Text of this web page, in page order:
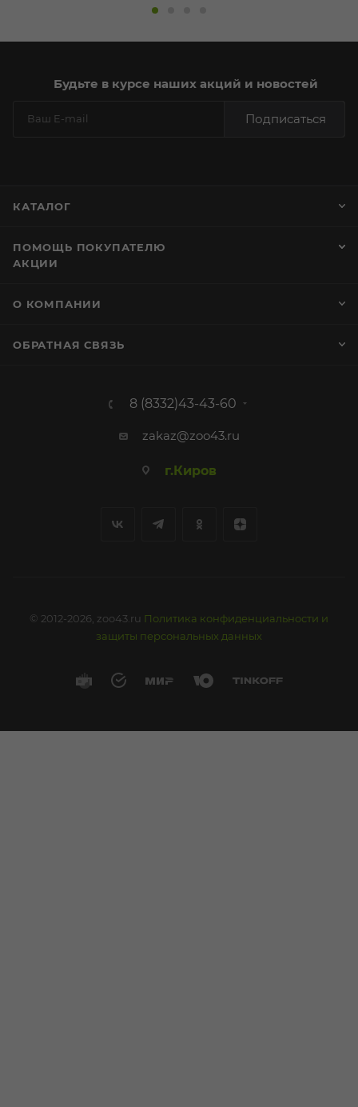
Будьте в курсе наших акций и новостей
Подписаться
КАТАЛОГ
ПОМОЩЬ ПОКУПАТЕЛЮ
АКЦИИ
О КОМПАНИИ
ОБРАТНАЯ СВЯЗЬ
8 (8332)43-43-60
zakaz@zoo43.ru
г.Киров
© 2012-2026, zoo43.ru Политика конфиденциальности и
защиты персональных данных